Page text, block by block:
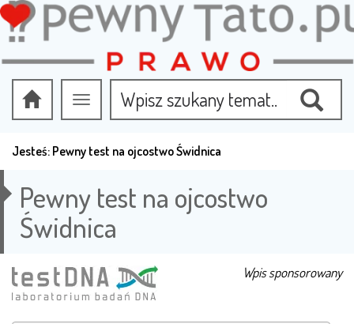
Przełącz
nawigację
Jesteś: Pewny test na ojcostwo Świdnica
Pewny test na ojcostwo
Świdnica
Wpis sponsorowany